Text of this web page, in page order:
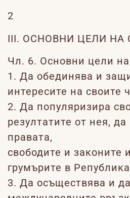
2
III. ОСНОВНИ ЦЕЛИ НА
Чл. 6. Основни цели
1. Да обединява и
интересите на своите
2. Да популяризира
резултатите от нея,
правата,
свободите и законите
грумърите в
3. Да осъществява и